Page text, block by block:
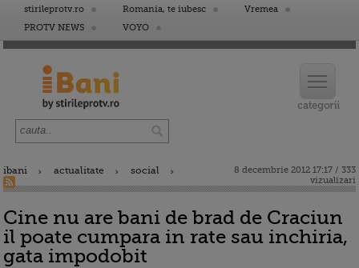
stirileprotv.ro Romania, te iubesc
Vremea
PROTV NEWS
VOYO
ibani actualitate social
8 decembrie 2012 17:17 / 333
vizualizari
Cine nu are bani de brad de Craciun
il poate cumpara in rate sau inchiria,
gata impodobit